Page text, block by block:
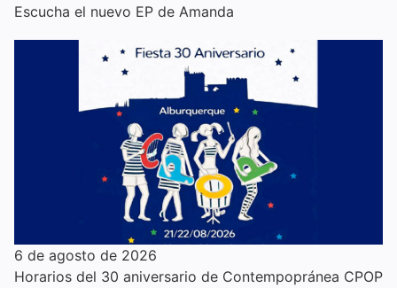
Escucha el nuevo EP de Amanda
6 de agosto de 2026
Horarios del 30 aniversario de Contempopránea CPOP